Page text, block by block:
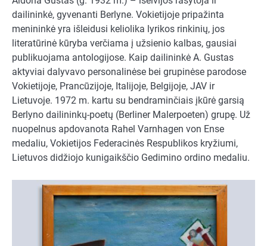
dailininkė, gyvenanti Berlyne. Vokietijoje pripažinta
menininkė yra išleidusi keliolika lyrikos rinkinių, jos
literatūrinė kūryba verčiama į užsienio kalbas, gausiai
publikuojama antologijose. Kaip dailininkė A. Gustas
aktyviai dalyvavo personalinėse bei grupinėse parodose
Vokietijoje, Prancūzijoje, Italijoje, Belgijoje, JAV ir
Lietuvoje. 1972 m. kartu su bendraminčiais įkūrė garsią
Berlyno dailininkų-poetų (Berliner Malerpoeten) grupę. Už
nuopelnus apdovanota Rahel Varnhagen von Ense
medaliu, Vokietijos Federacinės Respublikos kryžiumi,
Lietuvos didžiojo kunigaikščio Gedimino ordino medaliu.